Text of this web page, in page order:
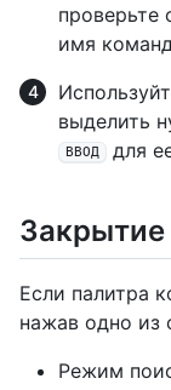
проверьте
имя
выделить
ВВОД для
Если палитра
нажав одно из
Режим